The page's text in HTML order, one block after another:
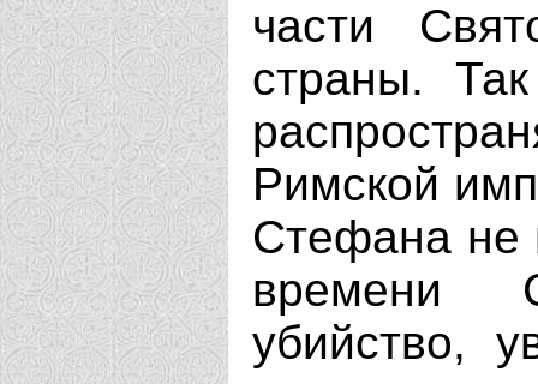
части
страны.
Римской
Стефана не
времени
убийство,